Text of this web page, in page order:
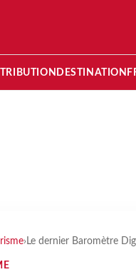
DESTINATION
› Le dernier Baromètre